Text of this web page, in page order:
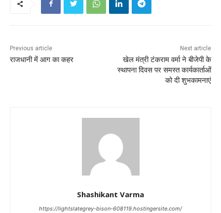
Previous article
राजधानी में आग का कहर
Next article
खेल मंत्री टंकराम वर्मा ने बीजेपी के
स्थापना दिवस पर समस्त कार्यकार्ताओं
को दी शुभकामनाएं
Shashikant Varma
https://lightslategrey-bison-608119.hostingersite.com/